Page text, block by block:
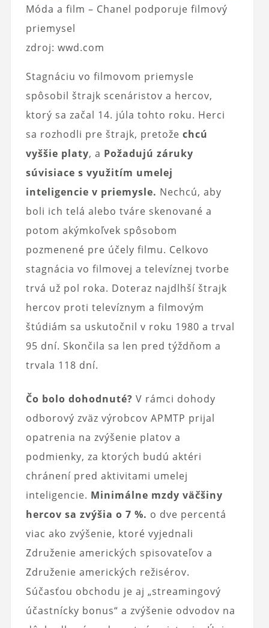
Móda a film – Chanel podporuje filmový
priemysel
zdroj: wwd.com
Stagnáciu vo filmovom priemysle
spôsobil štrajk scenáristov a hercov,
ktorý sa začal 14. júla tohto roku. Herci
sa rozhodli pre štrajk, pretože chcú
vyššie platy, a Požadujú záruky
súvisiace s využitím umelej
inteligencie v priemysle. Nechcú, aby
boli ich telá alebo tváre skenované a
potom akýmkoľvek spôsobom
pozmenené pre účely filmu. Celkovo
stagnácia vo filmovej a televíznej tvorbe
trvá už pol roka. Doteraz najdlhší štrajk
hercov proti televíznym a filmovým
štúdiám sa uskutočnil v roku 1980 a trval
95 dní. Skončila sa len pred týždňom a
trvala 118 dní.
Čo bolo dohodnuté? V rámci dohody
odborový zväz výrobcov APMTP prijal
opatrenia na zvýšenie platov a
podmienky, za ktorých budú aktéri
chránení pred aktivitami umelej
inteligencie. Minimálne mzdy väčšiny
hercov sa zvýšia o 7 %. o dve percentá
viac ako zvýšenie, ktoré vyjednali
Združenie amerických spisovateľov a
Združenie amerických režisérov.
Súčasťou obchodu je aj „streamingový
účastnícky bonus“ a zvýšenie odvodov na